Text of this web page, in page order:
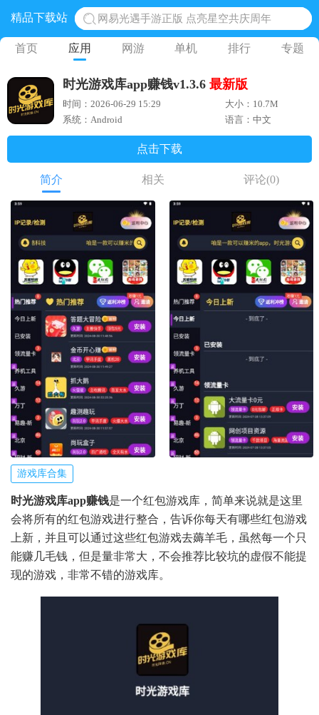
精品下载站
网易光遇手游正版 点亮星空共庆周年
黎明觉醒生机腾讯正版 黎明觉醒生机国际服
奥特曼王者传奇 正版奥特曼游戏
地铁跑酷体验服国际服 地铁跑酷体验服版本
首页 应用 网游 单机 排行 专题
时光游戏库app赚钱v1.3.6 最新版
时间：2026-06-29 15:29
大小：10.7M
系统：Android
语言：中文
点击下载
简介 相关 评论(0)
游戏库合集
时光游戏库app赚钱是一个红包游戏库，简单来说就是这里
会将所有的红包游戏进行整合，告诉你每天有哪些红包游戏
上新，并且可以通过这些红包游戏去薅羊毛，虽然每一个只
能赚几毛钱，但是量非常大，不会推荐比较坑的虚假不能提
现的游戏，非常不错的游戏库。